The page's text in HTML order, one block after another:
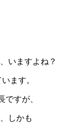
いますよね？
ます。
ですが、
しかも